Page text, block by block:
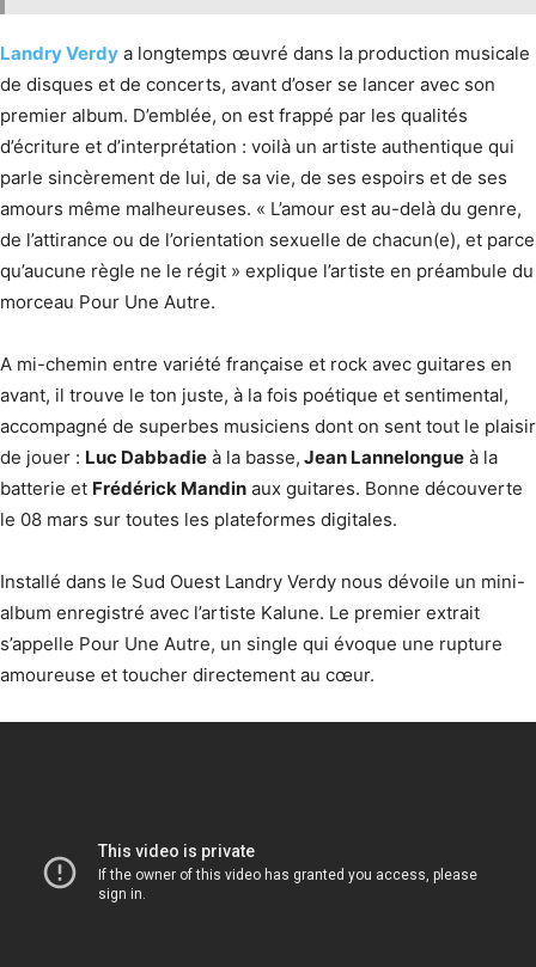
Landry Verdy a longtemps œuvré dans la production musicale
de disques et de concerts, avant d’oser se lancer avec son
premier album. D’emblée, on est frappé par les qualités
d’écriture et d’interprétation : voilà un artiste authentique qui
parle sincèrement de lui, de sa vie, de ses espoirs et de ses
amours même malheureuses. « L’amour est au-delà du genre,
de l’attirance ou de l’orientation sexuelle de chacun(e), et parce
qu’aucune règle ne le régit » explique l’artiste en préambule du
morceau Pour Une Autre.
A mi-chemin entre variété française et rock avec guitares en
avant, il trouve le ton juste, à la fois poétique et sentimental,
accompagné de superbes musiciens dont on sent tout le plaisir
de jouer : Luc Dabbadie à la basse, Jean Lannelongue à la
batterie et Frédérick Mandin aux guitares. Bonne découverte
le 08 mars sur toutes les plateformes digitales.
Installé dans le Sud Ouest Landry Verdy nous dévoile un mini-